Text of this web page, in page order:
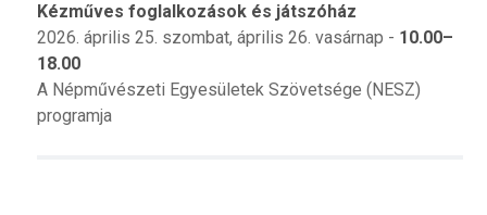
Kézműves foglalkozások és játszóház
2026. április 25. szombat, április 26. vasárnap - 10.00–
18.00
A Népművészeti Egyesületek Szövetsége (NESZ)
programja